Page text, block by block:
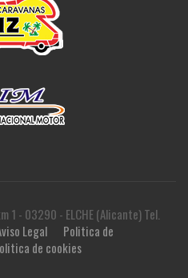
1 - 03290 - ELCHE (Alicante) Tel.
Legal
Politica de
de cookies